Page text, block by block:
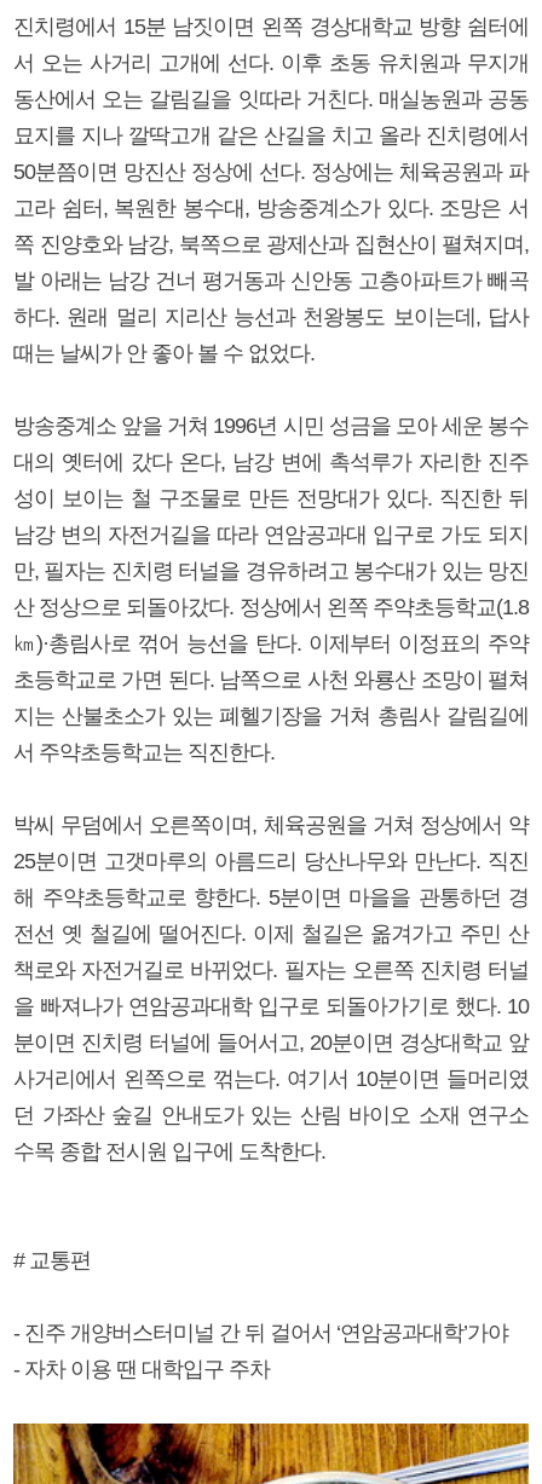
진치령에서 15분 남짓이면 왼쪽 경상대학교 방향 쉼터에
서 오는 사거리 고개에 선다. 이후 초동 유치원과 무지개
동산에서 오는 갈림길을 잇따라 거친다. 매실농원과 공동
묘지를 지나 깔딱고개 같은 산길을 치고 올라 진치령에서
50분쯤이면 망진산 정상에 선다. 정상에는 체육공원과 파
고라 쉼터, 복원한 봉수대, 방송중계소가 있다. 조망은 서
쪽 진양호와 남강, 북쪽으로 광제산과 집현산이 펼쳐지며,
발 아래는 남강 건너 평거동과 신안동 고층아파트가 빼곡
하다. 원래 멀리 지리산 능선과 천왕봉도 보이는데, 답사
때는 날씨가 안 좋아 볼 수 없었다.
방송중계소 앞을 거쳐 1996년 시민 성금을 모아 세운 봉수
대의 옛터에 갔다 온다, 남강 변에 촉석루가 자리한 진주
성이 보이는 철 구조물로 만든 전망대가 있다. 직진한 뒤
남강 변의 자전거길을 따라 연암공과대 입구로 가도 되지
만, 필자는 진치령 터널을 경유하려고 봉수대가 있는 망진
산 정상으로 되돌아갔다. 정상에서 왼쪽 주약초등학교(1.8
㎞)·총림사로 꺾어 능선을 탄다. 이제부터 이정표의 주약
초등학교로 가면 된다. 남쪽으로 사천 와룡산 조망이 펼쳐
지는 산불초소가 있는 폐헬기장을 거쳐 총림사 갈림길에
서 주약초등학교는 직진한다.
박씨 무덤에서 오른쪽이며, 체육공원을 거쳐 정상에서 약
25분이면 고갯마루의 아름드리 당산나무와 만난다. 직진
해 주약초등학교로 향한다. 5분이면 마을을 관통하던 경
전선 옛 철길에 떨어진다. 이제 철길은 옮겨가고 주민 산
책로와 자전거길로 바뀌었다. 필자는 오른쪽 진치령 터널
을 빠져나가 연암공과대학 입구로 되돌아가기로 했다. 10
분이면 진치령 터널에 들어서고, 20분이면 경상대학교 앞
사거리에서 왼쪽으로 꺾는다. 여기서 10분이면 들머리였
던 가좌산 숲길 안내도가 있는 산림 바이오 소재 연구소
수목 종합 전시원 입구에 도착한다.
# 교통편
- 진주 개양버스터미널 간 뒤 걸어서 ‘연암공과대학’가야
- 자차 이용 땐 대학입구 주차